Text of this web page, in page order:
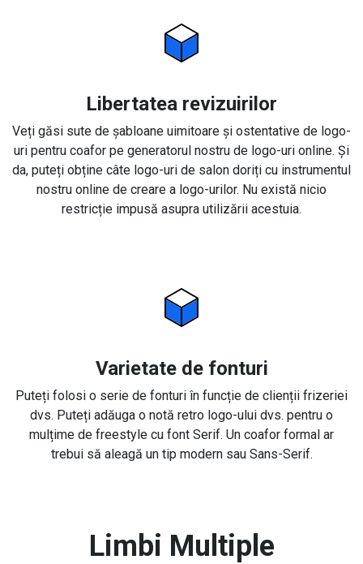
Libertatea revizuirilor
Veți găsi sute de șabloane uimitoare și ostentative de logo-
uri pentru coafor pe generatorul nostru de logo-uri online. Și
da, puteți obține câte logo-uri de salon doriți cu instrumentul
nostru online de creare a logo-urilor. Nu există nicio
restricție impusă asupra utilizării acestuia.
Varietate de fonturi
Puteți folosi o serie de fonturi în funcție de clienții frizeriei
dvs. Puteți adăuga o notă retro logo-ului dvs. pentru o
mulțime de freestyle cu font Serif. Un coafor formal ar
trebui să aleagă un tip modern sau Sans-Serif.
Limbi Multiple